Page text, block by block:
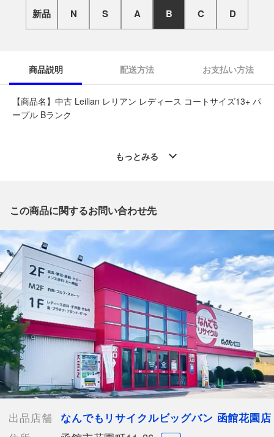
新品 N S A B C D
商品説明 配送方法 お支払い方法
【商品名】中古 Leilian レリアン レディース コートサイズ13+ パ
ープル Bランク
※「なんでもリサイクルビッグバン 公式オンラインストアの出
電話番号：0138-35-3196
【店舗内商品コード】1016003077498
【メーカー】Leilian/レリアン
【対象】レディース
【カラー】パープル
【表地】毛44％ 25％ ナイロン20％ ポリエステル11％
【裏地】キュプラ100％
【肩幅】約33cm
【着丈】約75cm
【身幅】約56cm
【袖丈】約61cm
【付属品】なし
【ランク】Bランク
通常使用による傷や汚れが見受けられる中古品
もっとみる
この商品に関するお問い合わせ先
出品店舗
なんでもリサイクルビッグバン 函館花園店